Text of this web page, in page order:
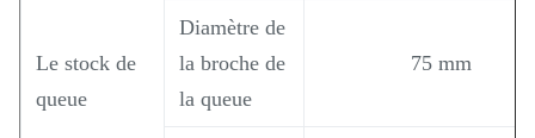
Le stock de
queue
Diamètre de
la broche de
la queue
75 mm